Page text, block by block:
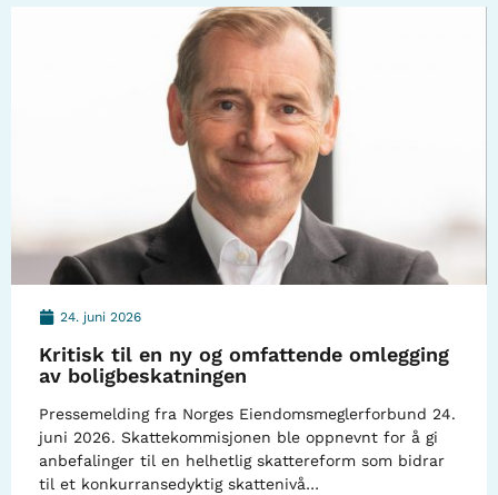
24. juni 2026
Kritisk til en ny og omfattende omlegging
av boligbeskatningen
Pressemelding fra Norges Eiendomsmeglerforbund 24.
juni 2026. Skattekommisjonen ble oppnevnt for å gi
anbefalinger til en helhetlig skattereform som bidrar
til et konkurransedyktig skattenivå…